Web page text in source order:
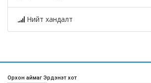
Нийт хандалт
Орхон аймаг Эрдэнэт хот